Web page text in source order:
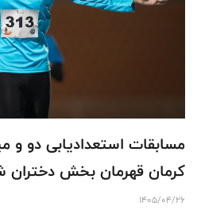
کرمان قهرمان بخش دختران
1405/04/26